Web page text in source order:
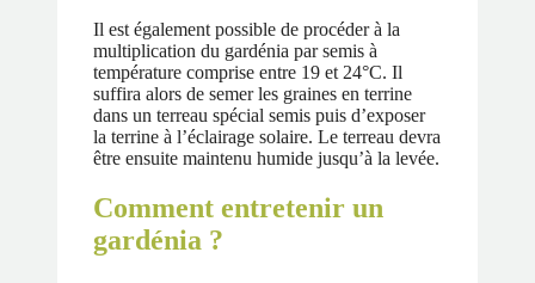
Il est également possible de procéder à la
multiplication du gardénia par semis à
température comprise entre 19 et 24°C. Il
suffira alors de semer les graines en terrine
dans un terreau spécial semis puis d’exposer
la terrine à l’éclairage solaire. Le terreau devra
être ensuite maintenu humide jusqu’à la levée.
Comment entretenir un
gardénia ?